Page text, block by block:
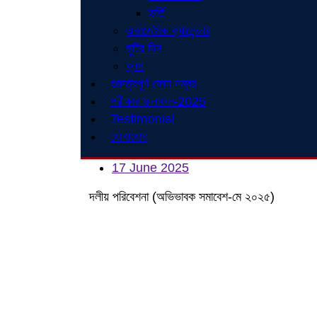
ভর্তি
একাডেমিক ক্যালেন্ডার
ছুটির দিন
ব্লগ
গুরুত্বপূর্ণ ফোন নম্বর
পরীক্ষার ফলাফল-2025
Testimonial
যোগাযোগ
17 June 2025
দলীয় পরিবেশনা (অভিভাবক সমাবেশ-মে ২০২৫)